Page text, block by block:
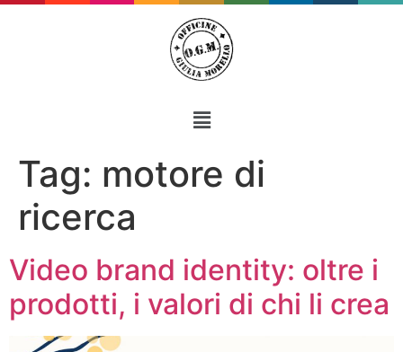
Tag: motore di
ricerca
Video brand identity: oltre i
prodotti, i valori di chi li crea